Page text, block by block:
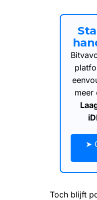
meer
➤
Toch blijft